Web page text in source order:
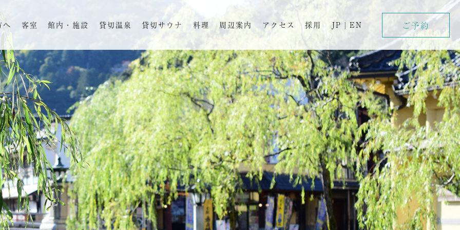
へ 客室 館内・施設 貸切温泉 貸切サウナ 料理 周辺案内 アクセス 採用 JP | EN ご予約